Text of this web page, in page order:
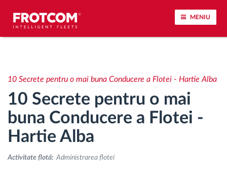
MENIU
Analiza stilului de condus
Monitorizarea timpilor de conducere
Workforce management
10 Secrete pentru o mai buna Conducere a Flotei - Hartie Alba
10 Secrete pentru o mai
buna Conducere a Flotei -
Hartie Alba
Activitate flotă: Administrarea flotei